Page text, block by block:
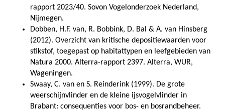
rapport 2023/40. Sovon Vogelonderzoek Nederland,
Nijmegen.
Dobben, H.F. van, R. Bobbink, D. Bal & A. van Hinsberg
(2012). Overzicht van kritische depositiewaarden voor
stikstof, toegepast op habitattypen en leefgebieden van
Natura 2000. Alterra-rapport 2397. Alterra, WUR,
Wageningen.
Swaay, C. van en S. Reinderink (1999). De grote
weerschijnvlinder en de kleine ijsvogelvlinder in
Brabant: consequenties voor bos- en bosrandbeheer.